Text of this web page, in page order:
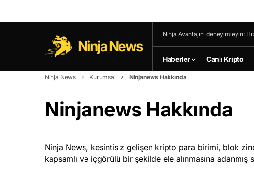
Ninja News
Ninja Avantajını deneyimleyin:
Haberler Canlı Kripto
Ninja News Kurumsal Ninjanews Hakkında
Ninjanews Hakkında
Ninja News, kesintisiz gelişen kripto para birimi, blok
kapsamlı ve içgörülü bir şekilde ele alınmasına